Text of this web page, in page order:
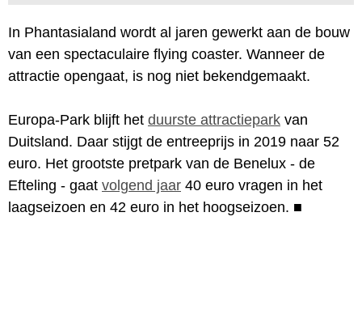
In Phantasialand wordt al jaren gewerkt aan de bouw
van een spectaculaire flying coaster. Wanneer de
attractie opengaat, is nog niet bekendgemaakt.
Europa-Park blijft het duurste attractiepark van
Duitsland. Daar stijgt de entreeprijs in 2019 naar 52
euro. Het grootste pretpark van de Benelux - de
Efteling - gaat volgend jaar 40 euro vragen in het
laagseizoen en 42 euro in het hoogseizoen. ■